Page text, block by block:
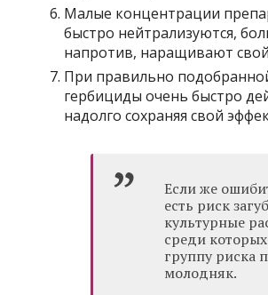
Малые концентрации
быстро нейтрализуются,
напротив, наращивают
При правильно
гербициды очень быстро
надолго сохраняя свой
Если же
есть риск
культурные
среди
группу риска
молодняк.